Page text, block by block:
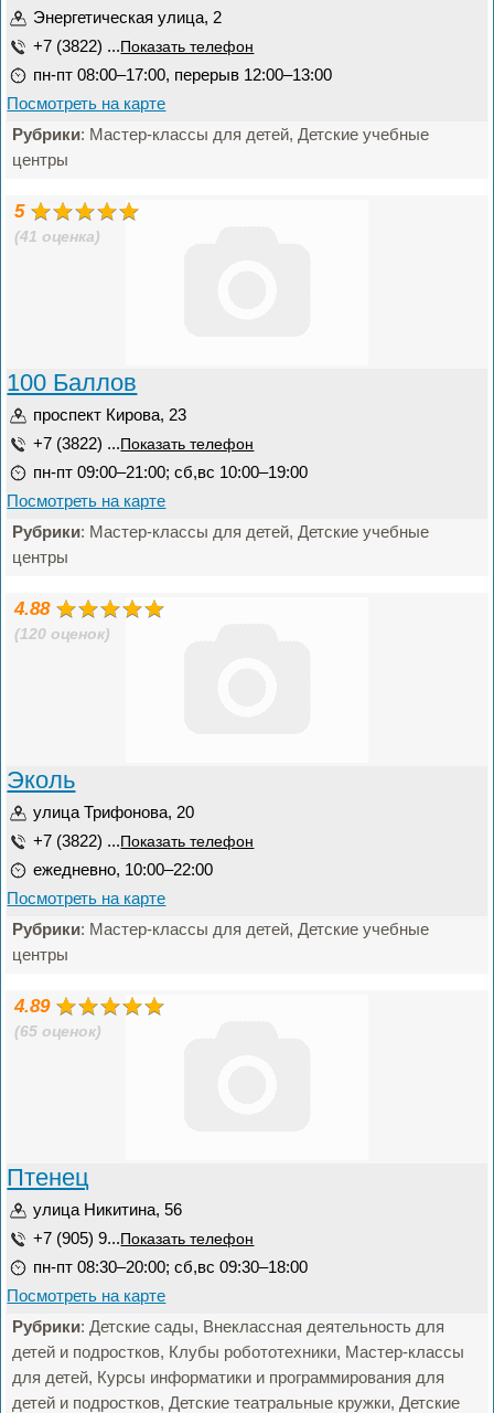
Энергетическая улица, 2
+7 (3822) ... Показать телефон
пн-пт 08:00–17:00, перерыв 12:00–13:00
Посмотреть на карте
Рубрики: Мастер-классы для детей, Детские учебные
центры
5
(41 оценка)
100 Баллов
проспект Кирова, 23
+7 (3822) ... Показать телефон
пн-пт 09:00–21:00; сб,вс 10:00–19:00
Посмотреть на карте
Рубрики: Мастер-классы для детей, Детские учебные
центры
4.88
(120 оценок)
Эколь
улица Трифонова, 20
+7 (3822) ... Показать телефон
ежедневно, 10:00–22:00
Посмотреть на карте
Рубрики: Мастер-классы для детей, Детские учебные
центры
4.89
(65 оценок)
Птенец
улица Никитина, 56
+7 (905) 9... Показать телефон
пн-пт 08:30–20:00; сб,вс 09:30–18:00
Посмотреть на карте
Рубрики: Детские сады, Внеклассная деятельность для
детей и подростков, Клубы робототехники, Мастер-классы
для детей, Курсы информатики и программирования для
детей и подростков, Детские театральные кружки, Детские